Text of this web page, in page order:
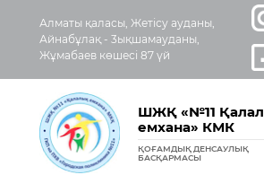
Алматы қаласы, Жетісу ауданы,
Айнабұлақ - 3ықшамауданы,
Жұмабаев көшесі 87 үй
ШЖҚ «№11
емхана» КМК
ҚОҒАМДЫҚ ДЕНСАУЛЫҚ
БАСҚАРМАСЫ